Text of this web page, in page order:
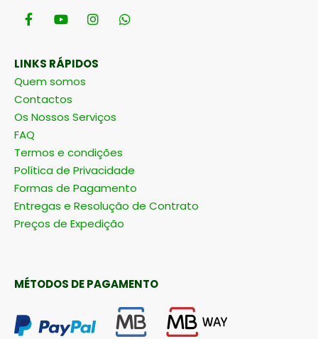
LINKS RÁPIDOS
Quem somos
Contactos
Os Nossos Serviços
FAQ
Termos e condições
Política de Privacidade
Formas de Pagamento
Entregas e Resolução de Contrato
Preços de Expedição
MÉTODOS DE PAGAMENTO